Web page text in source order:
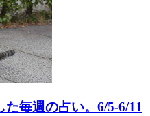
毎週の占い。6/5-6/11